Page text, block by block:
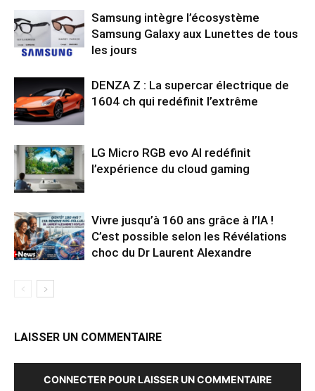
Samsung intègre l’écosystème
Samsung Galaxy aux Lunettes de tous
les jours
DENZA Z : La supercar électrique de
1604 ch qui redéfinit l’extrême
LG Micro RGB evo AI redéfinit
l’expérience du cloud gaming
Vivre jusqu’à 160 ans grâce à l’IA !
C’est possible selon les Révélations
choc du Dr Laurent Alexandre
LAISSER UN COMMENTAIRE
CONNECTER POUR LAISSER UN COMMENTAIRE